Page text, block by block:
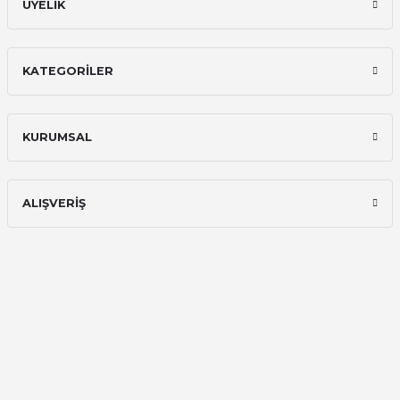
ÜYELİK
KATEGORİLER
KURUMSAL
ALIŞVERİŞ